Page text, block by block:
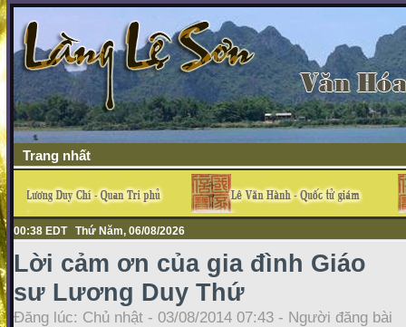
Trang nhất
00:38 EDT Thứ Năm, 06/08/2026
Lời cảm ơn của gia đình Giáo
sư Lương Duy Thứ
Đăng lúc: Chủ nhật - 03/08/2014 07:43 - Người đăng bài